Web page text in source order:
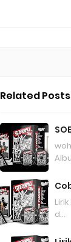
Related Posts
d…